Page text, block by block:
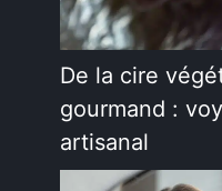
De la cire
gourmand :
artisanal